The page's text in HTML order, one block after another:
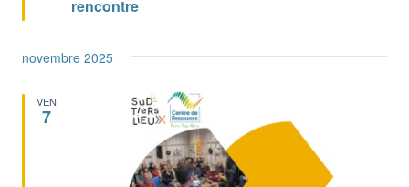
rencontre
novembre 2025
VEN
7